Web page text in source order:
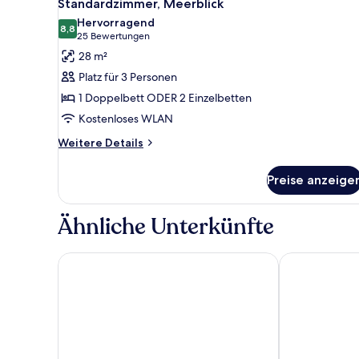
Fotos
für
Standardzimmer,
Meerblick
anzeigen
Standardzimmer, Meerblick
8,88,8 von 10
Hervorragend
25 Bewertungen
(25
Bewertungen)
28 m²
Platz für 3 Personen
1 Doppelbett ODER 2 Einzelbetten
Kostenloses WLAN
Weitere Details
Weitere
Meerblick
Preise
Ähnliche Unterkünfte
Maritim Antonine Hotel & Spa Malta Calypso Hotel